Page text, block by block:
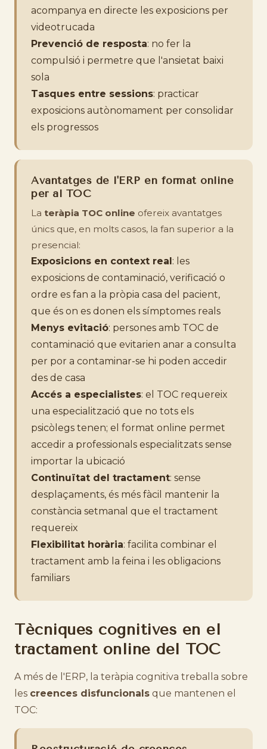
acompanya en directe les exposicions per
videotrucada
Prevenció de resposta: no fer la
compulsió i permetre que l'ansietat baixi
sola
Tasques entre sessions: practicar
exposicions autònomament per consolidar
els progressos
Avantatges de l'ERP en format online
per al TOC
La teràpia TOC online ofereix avantatges
únics que, en molts casos, la fan superior a la
presencial:
Exposicions en context real: les
exposicions de contaminació, verificació o
ordre es fan a la pròpia casa del pacient,
que és on es donen els símptomes reals
Menys evitació: persones amb TOC de
contaminació que evitarien anar a consulta
per por a contaminar-se hi poden accedir
des de casa
Accés a especialistes: el TOC requereix
una especialització que no tots els
psicòlegs tenen; el format online permet
accedir a professionals especialitzats sense
importar la ubicació
Continuïtat del tractament: sense
desplaçaments, és més fàcil mantenir la
constància setmanal que el tractament
requereix
Flexibilitat horària: facilita combinar el
tractament amb la feina i les obligacions
familiars
Tècniques cognitives en el
tractament online del TOC
A més de l'ERP, la teràpia cognitiva treballa sobre
les creences disfuncionals que mantenen el
TOC: